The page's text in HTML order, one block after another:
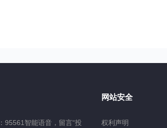
95561智能语音，留言“投
网站安全
权利声明